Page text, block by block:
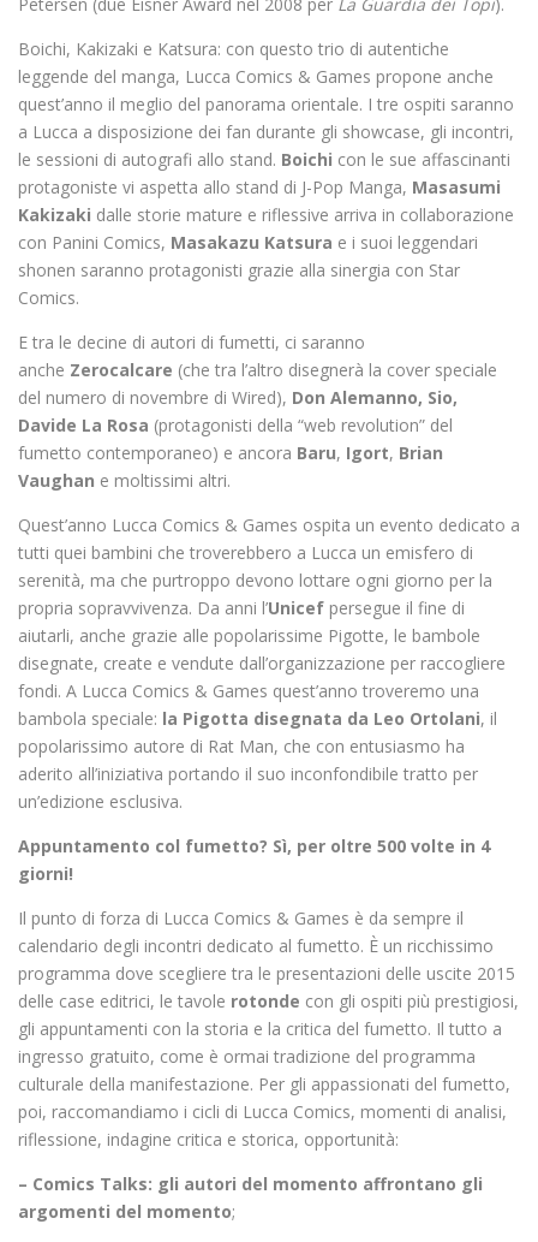
Boichi, Kakizaki e Katsura: con questo trio di autentiche
leggende del manga, Lucca Comics & Games propone anche
quest’anno il meglio del panorama orientale. I tre ospiti saranno
a Lucca a disposizione dei fan durante gli showcase, gli incontri,
le sessioni di autografi allo stand. Boichi con le sue affascinanti
protagoniste vi aspetta allo stand di J-Pop Manga, Masasumi
Kakizaki dalle storie mature e riflessive arriva in collaborazione
con Panini Comics, Masakazu Katsura e i suoi leggendari
shonen saranno protagonisti grazie alla sinergia con Star
Comics.
E tra le decine di autori di fumetti, ci saranno
anche Zerocalcare (che tra l’altro disegnerà la cover speciale
del numero di novembre di Wired), Don Alemanno, Sio,
Davide La Rosa (protagonisti della “web revolution” del
fumetto contemporaneo) e ancora Baru, Igort, Brian
Vaughan e moltissimi altri.
Quest’anno Lucca Comics & Games ospita un evento dedicato a
tutti quei bambini che troverebbero a Lucca un emisfero di
serenità, ma che purtroppo devono lottare ogni giorno per la
propria sopravvivenza. Da anni l’Unicef persegue il fine di
aiutarli, anche grazie alle popolarissime Pigotte, le bambole
disegnate, create e vendute dall’organizzazione per raccogliere
fondi. A Lucca Comics & Games quest’anno troveremo una
bambola speciale: la Pigotta disegnata da Leo Ortolani, il
popolarissimo autore di Rat Man, che con entusiasmo ha
aderito all’iniziativa portando il suo inconfondibile tratto per
un’edizione esclusiva.
Appuntamento col fumetto? Sì, per oltre 500 volte in 4
giorni!
Il punto di forza di Lucca Comics & Games è da sempre il
calendario degli incontri dedicato al fumetto. È un ricchissimo
programma dove scegliere tra le presentazioni delle uscite 2015
delle case editrici, le tavole rotonde con gli ospiti più prestigiosi,
gli appuntamenti con la storia e la critica del fumetto. Il tutto a
ingresso gratuito, come è ormai tradizione del programma
culturale della manifestazione. Per gli appassionati del fumetto,
poi, raccomandiamo i cicli di Lucca Comics, momenti di analisi,
riflessione, indagine critica e storica, opportunità:
– Comics Talks: gli autori del momento affrontano gli
argomenti del momento;